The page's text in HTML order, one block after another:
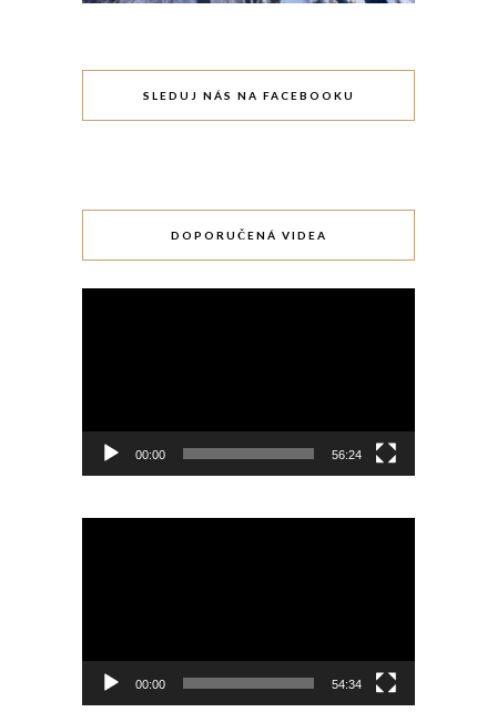
SLEDUJ NÁS NA FACEBOOKU
DOPORUČENÁ VIDEA
00:00 56:24
00:00 54:34